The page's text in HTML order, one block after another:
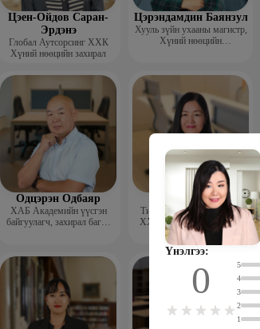
Үнэлгээ:
0 5
4
3
2
1
Цэен-Ойдов Саран-
Эрдэнэ
Глобал Аутсорсинг ХХК
Хүний нөөцийн захирал
Цэрэндамдин Баянзул
Хууль зүйн ухааны магистр,
Хүний нөөцийн
Одцэрэн Одбаяр
ХАБ Академийн үүсгэн
байгуулагч, захирал багш,
Цэнджав Онон
Ти И Эй Эм Консалтинси
ХХК -Гүйцэтгэх захирал,
менежментийн зөвлөх